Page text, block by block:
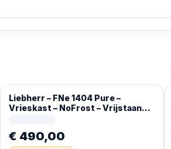
Liebherr – FNe 1404 Pure –
Vrieskast – NoFrost – Vrijstaand
€ 490,00